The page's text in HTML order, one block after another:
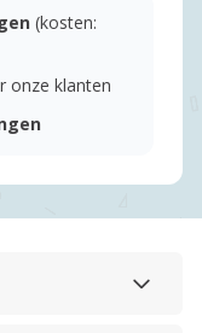
(kosten:
onze klanten